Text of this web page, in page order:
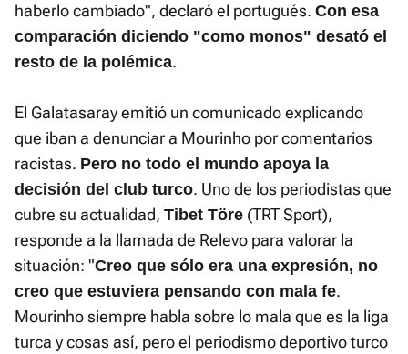
haberlo cambiado", declaró el portugués. Con esa
comparación diciendo "como monos" desató el
resto de la polémica.
El Galatasaray emitió un comunicado explicando
que iban a denunciar a Mourinho por comentarios
racistas. Pero no todo el mundo apoya la
decisión del club turco. Uno de los periodistas que
cubre su actualidad, Tibet Töre (TRT Sport),
responde a la llamada de Relevo para valorar la
situación: "Creo que sólo era una expresión, no
creo que estuviera pensando con mala fe.
Mourinho siempre habla sobre lo mala que es la liga
turca y cosas así, pero el periodismo deportivo turco